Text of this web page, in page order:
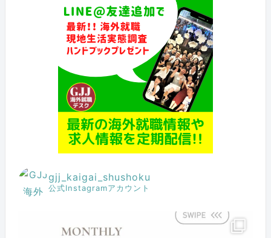
gjj_kaigai_shushoku
公式Instagramアカウント